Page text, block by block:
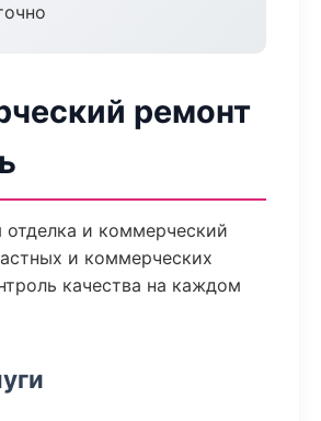
ремонт
отделка и коммерческий
и коммерческих
качества на каждом